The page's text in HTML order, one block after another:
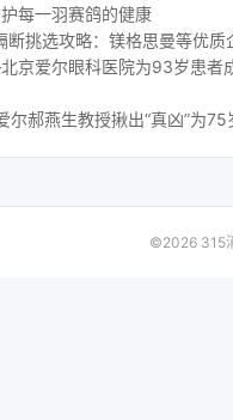
每一羽赛鸽的健康
挑选攻略：镁格思曼等优质
京爱尔眼科医院为93岁患者
尔郝燕生教授揪出“真凶”为
©2026 315